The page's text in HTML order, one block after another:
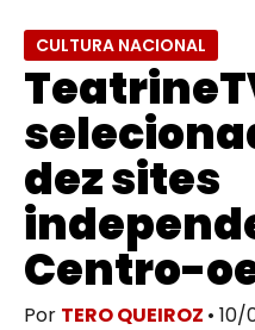
CULTURA NACIONAL
dez sites
Centro-
Por TERO QUEIROZ •